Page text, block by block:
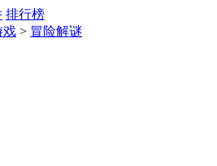
排行榜
戏 > 冒险解谜